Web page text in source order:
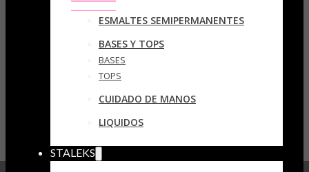
ESMALTES SEMIPERMANENTES
BASES Y TOPS
BASES
TOPS
CUIDADO DE MANOS
LIQUIDOS
STALEKS